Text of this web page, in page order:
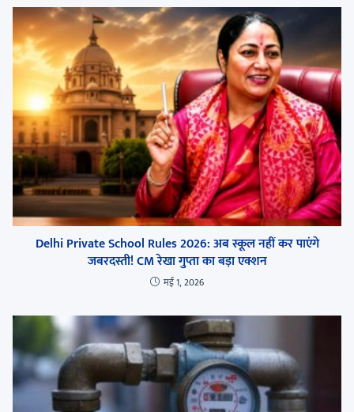
Delhi Private School Rules 2026: अब स्कूल नहीं कर पाएंगे
जबरदस्ती! CM रेखा गुप्ता का बड़ा एक्शन
मई 1, 2026